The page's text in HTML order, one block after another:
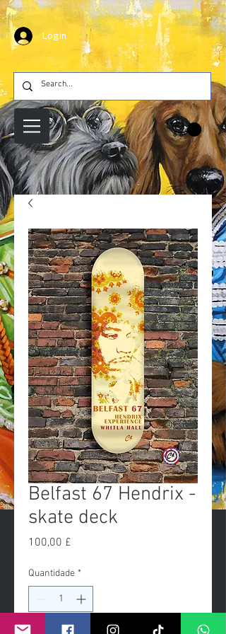
Login
Belfast 67 Hendrix -
skate deck
100,00 £
Quantidade *